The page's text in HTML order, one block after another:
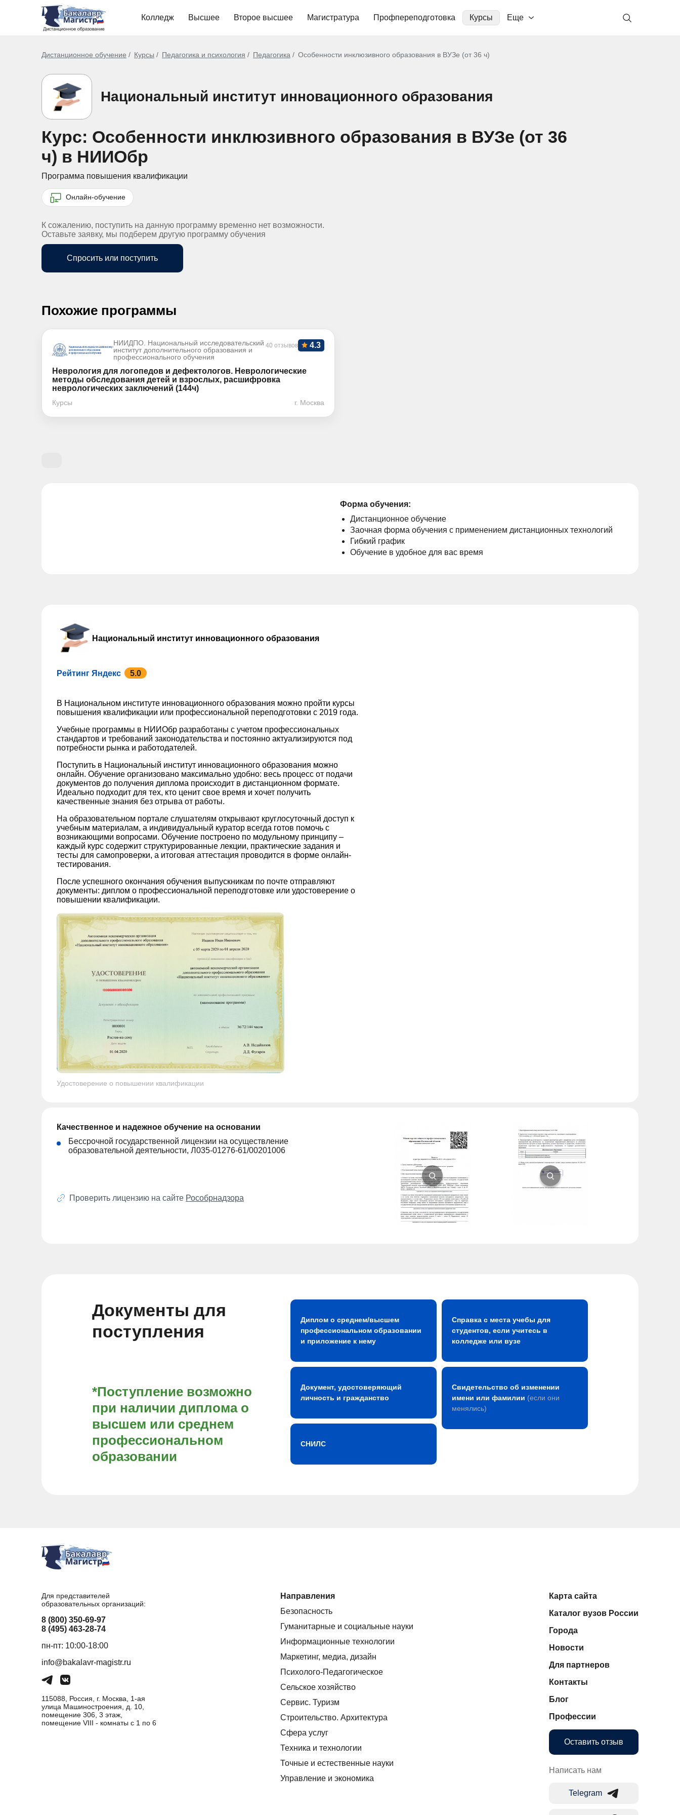
Колледж Высшее Второе высшее Магистратура Профпереподготовка Курсы Еще
Дистанционное обучение Курсы Педагогика и психология Педагогика Особенности инклюзивного образования в ВУЗе (от 36 ч)
Национальный институт инновационного образования
Курс: Особенности инклюзивного образования в ВУЗе (от 36
ч) в НИИОбр
Программа повышения квалификации
Онлайн-обучение
К сожалению, поступить на данную программу временно нет возможности.
Оставьте заявку, мы подберем другую программу обучения
Спросить или поступить
Похожие программы
НИИДПО. Национальный исследовательский
институт дополнительного образования и
профессионального обучения
40 отзывов 4.3
Неврология для логопедов и дефектологов. Неврологические
методы обследования детей и взрослых, расшифровка
неврологических заключений (144ч)
Курсы г. Москва
Форма обучения:
Дистанционное обучение
Заочная форма обучения с применением дистанционных технологий
Гибкий график
Обучение в удобное для вас время
Национальный институт инновационного образования
Рейтинг Яндекс 5.0
В Национальном институте инновационного образования можно пройти курсы
повышения квалификации или профессиональной переподготовки с 2019 года.
Учебные программы в НИИОбр разработаны с учетом профессиональных
стандартов и требований законодательства и постоянно актуализируются под
потребности рынка и работодателей.
Поступить в Национальный институт инновационного образования можно
онлайн. Обучение организовано максимально удобно: весь процесс от подачи
документов до получения диплома происходит в дистанционном формате.
Идеально подходит для тех, кто ценит свое время и хочет получить
качественные знания без отрыва от работы.
На образовательном портале слушателям открывают круглосуточный доступ к
учебным материалам, а индивидуальный куратор всегда готов помочь с
возникающими вопросами. Обучение построено по модульному принципу –
каждый курс содержит структурированные лекции, практические задания и
тесты для самопроверки, а итоговая аттестация проводится в форме онлайн-
тестирования.
После успешного окончания обучения выпускникам по почте отправляют
документы: диплом о профессиональной переподготовке или удостоверение о
повышении квалификации.
Удостоверение о повышении квалификации
Качественное и надежное обучение на основании
Бессрочной государственной лицензии на осуществление
образовательной деятельности, Л035-01276-61/00201006
Проверить лицензию на сайте Рособрнадзора
Документы для
поступления
*Поступление возможно
при наличии диплома о
высшем или среднем
профессиональном
образовании
Диплом о среднем/высшем
профессиональном образовании
и приложение к нему
Документ, удостоверяющий
личность и гражданство
СНИЛС
Справка с места учебы для
студентов, если учитесь в
колледже или вузе
Свидетельство об изменении
имени или фамилии (если они
менялись)
Для представителей
образовательных организаций:
8 (800) 350-69-97
8 (495) 463-28-74
пн-пт: 10:00-18:00
info@bakalavr-magistr.ru
115088, Россия, г. Москва, 1-ая
улица Машиностроения, д. 10,
помещение 306, 3 этаж,
помещение VIII - комнаты с 1 по 6
Направления
Безопасность
Гуманитарные и социальные науки
Информационные технологии
Маркетинг, медиа, дизайн
Психолого-Педагогическое
Сельское хозяйство
Сервис. Туризм
Строительство. Архитектура
Сфера услуг
Техника и технологии
Точные и естественные науки
Управление и экономика
Карта сайта
Каталог вузов России
Города
Новости
Для партнеров
Контакты
Блог
Профессии
Оставить отзыв
Написать нам
Telegram